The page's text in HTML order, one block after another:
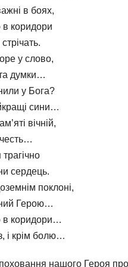
в боях,
в коридори
у слово,
думки…
у Бога?
сини…
вічній,
честь…
сердець.
поклоні,
Герою…
в коридори…
і крім болю…
поховання нашого Героя